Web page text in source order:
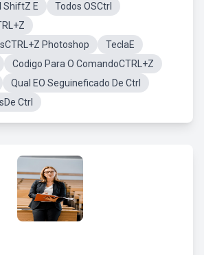
ShiftZ E
Todos OSCtrl
Photoshop
TeclaE
Codigo Para O ComandoCTRL+Z
Qual EO Seguineficado De Ctrl
Ctrl